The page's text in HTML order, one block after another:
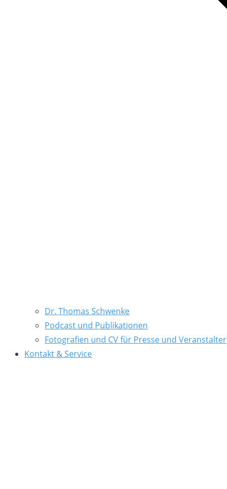
Dr. Thomas Schwenke
Podcast und Publikationen
Fotografien und CV für Presse und Veranstalter
Kontakt & Service